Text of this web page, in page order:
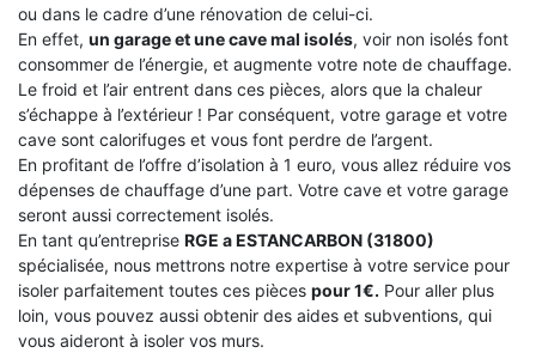
ou dans le cadre d’une rénovation de celui-ci.
En effet, un garage et une cave mal isolés, voir non isolés font
consommer de l’énergie, et augmente votre note de chauffage.
Le froid et l’air entrent dans ces pièces, alors que la chaleur
s’échappe à l’extérieur ! Par conséquent, votre garage et votre
cave sont calorifuges et vous font perdre de l’argent.
En profitant de l’offre d’isolation à 1 euro, vous allez réduire vos
dépenses de chauffage d’une part. Votre cave et votre garage
seront aussi correctement isolés.
En tant qu’entreprise RGE a ESTANCARBON (31800)
spécialisée, nous mettrons notre expertise à votre service pour
isoler parfaitement toutes ces pièces pour 1€. Pour aller plus
loin, vous pouvez aussi obtenir des aides et subventions, qui
vous aideront à isoler vos murs.